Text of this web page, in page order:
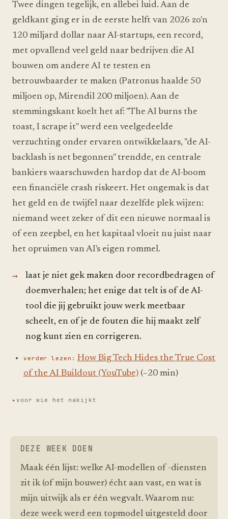
Twee dingen tegelijk, en allebei luid. Aan de
geldkant ging er in de eerste helft van 2026 zo'n
120 miljard dollar naar AI-startups, een record,
met opvallend veel geld naar bedrijven die AI
bouwen om andere AI te testen en
betrouwbaarder te maken (Patronus haalde 50
miljoen op, Mirendil 200 miljoen). Aan de
stemmingskant koelt het af: "The AI burns the
toast, I scrape it" werd een veelgedeelde
verzuchting onder ervaren ontwikkelaars, "de AI-
backlash is net begonnen" trendde, en centrale
bankiers waarschuwden hardop dat de AI-boom
een financiële crash riskeert. Het ongemak is dat
het geld en de twijfel naar dezelfde plek wijzen:
niemand weet zeker of dit een nieuwe normaal is
of een zeepbel, en het kapitaal vloeit nu juist naar
het opruimen van AI's eigen rommel.
laat je niet gek maken door recordbedragen of
doemverhalen; het enige dat telt is of de AI-
tool die jij gebruikt jouw werk meetbaar
scheelt, en of je de fouten die hij maakt zelf
nog kunt zien en corrigeren.
verder lezen: How Big Tech Hides the True Cost
of the AI Buildout (YouTube) (~20 min)
voor wie het nakijkt
DEZE WEEK DOEN
Maak één lijst: welke AI-modellen of -diensten
zit ik (of mijn bouwer) écht aan vast, en wat is
mijn uitwijk als er één wegvalt. Waarom nu:
deze week werd een topmodel uitgesteld door